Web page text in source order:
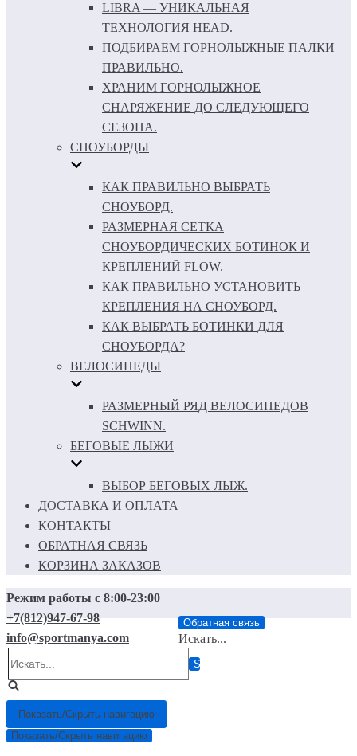
LIBRA — УНИКАЛЬНАЯ
ТЕХНОЛОГИЯ HEAD.
ПОДБИРАЕМ ГОРНОЛЫЖНЫЕ ПАЛКИ
ПРАВИЛЬНО.
ХРАНИМ ГОРНОЛЫЖНОЕ
СНАРЯЖЕНИЕ ДО СЛЕДУЮЩЕГО
СЕЗОНА.
СНОУБОРДЫ
КАК ПРАВИЛЬНО ВЫБРАТЬ
СНОУБОРД.
РАЗМЕРНАЯ СЕТКА
СНОУБОРДИЧЕСКИХ БОТИНОК И
КРЕПЛЕНИЙ FLOW.
КАК ПРАВИЛЬНО УСТАНОВИТЬ
КРЕПЛЕНИЯ НА СНОУБОРД.
КАК ВЫБРАТЬ БОТИНКИ ДЛЯ
СНОУБОРДА?
ВЕЛОСИПЕДЫ
РАЗМЕРНЫЙ РЯД ВЕЛОСИПЕДОВ
SCHWINN.
БЕГОВЫЕ ЛЫЖИ
ВЫБОР БЕГОВЫХ ЛЫЖ.
ДОСТАВКА И ОПЛАТА
КОНТАКТЫ
ОБРАТНАЯ СВЯЗЬ
КОРЗИНА ЗАКАЗОВ
Режим работы с 8:00-23:00
+7(812)947-67-98
info@sportmanya.com
Обратная связь
Искать...
Показать/Скрыть навигацию
Показать/Скрыть навигацию